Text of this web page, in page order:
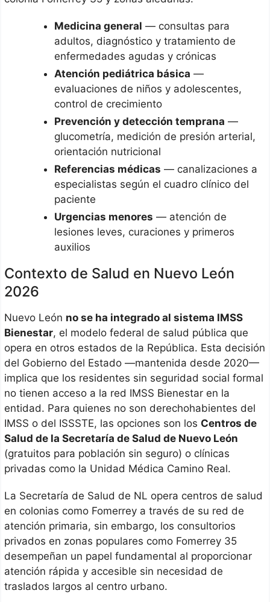
Medicina general — consultas para
adultos, diagnóstico y tratamiento de
enfermedades agudas y crónicas
Atención pediátrica básica —
evaluaciones de niños y adolescentes,
control de crecimiento
Prevención y detección temprana —
glucometría, medición de presión arterial,
orientación nutricional
Referencias médicas — canalizaciones a
especialistas según el cuadro clínico del
paciente
Urgencias menores — atención de
lesiones leves, curaciones y primeros
auxilios
Contexto de Salud en Nuevo León
2026
Nuevo León no se ha integrado al sistema IMSS
Bienestar, el modelo federal de salud pública que
opera en otros estados de la República. Esta decisión
del Gobierno del Estado —mantenida desde 2020—
implica que los residentes sin seguridad social formal
no tienen acceso a la red IMSS Bienestar en la
entidad. Para quienes no son derechohabientes del
IMSS o del ISSSTE, las opciones son los Centros de
Salud de la Secretaría de Salud de Nuevo León
(gratuitos para población sin seguro) o clínicas
privadas como la Unidad Médica Camino Real.
La Secretaría de Salud de NL opera centros de salud
en colonias como Fomerrey a través de su red de
atención primaria, sin embargo, los consultorios
privados en zonas populares como Fomerrey 35
desempeñan un papel fundamental al proporcionar
atención rápida y accesible sin necesidad de
traslados largos al centro urbano.